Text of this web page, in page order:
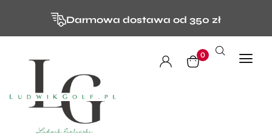
Darmowa dostawa od 350 zł
0